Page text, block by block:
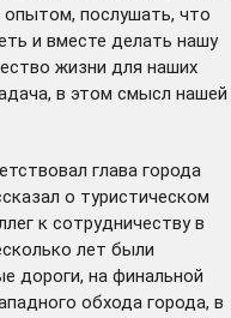
послушать, что
и вместе делать нашу
жизни для наших
в этом смысл нашей
глава города
о туристическом
к сотрудничеству в
лет были
дороги, на финальной
обхода города, в